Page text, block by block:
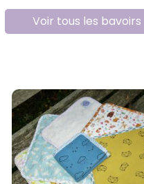
Voir tous les bavoirs